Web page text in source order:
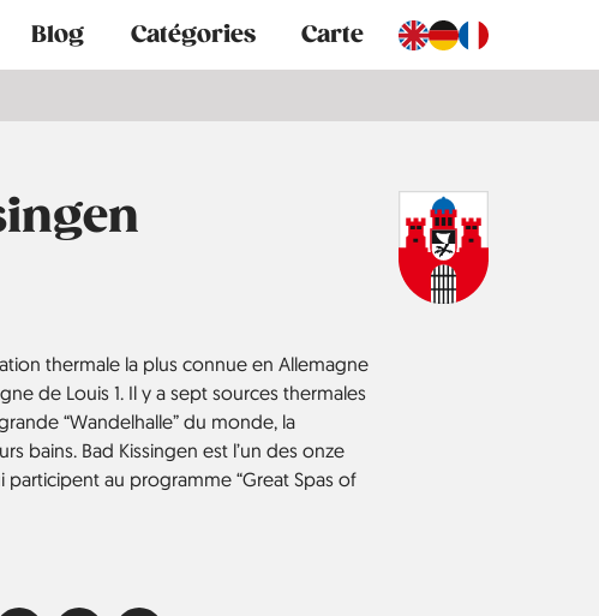
Blog Catégories Carte
thermale la plus connue en Allemagne
de Louis 1. Il y a sept sources thermales
“Wandelhalle” du monde, la
bains. Bad Kissingen est l’un des onze
participent au programme “Great Spas of